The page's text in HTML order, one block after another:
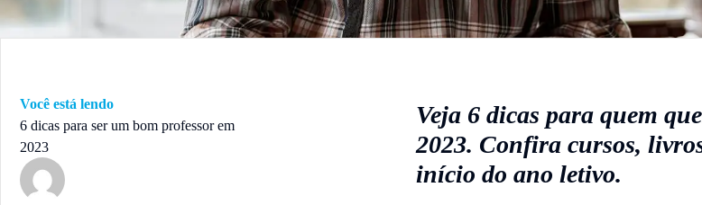
Você está lendo
6 dicas para ser um bom professor em
2023
Veja 6 dicas para quem
2023. Confira cursos,
início do ano letivo.